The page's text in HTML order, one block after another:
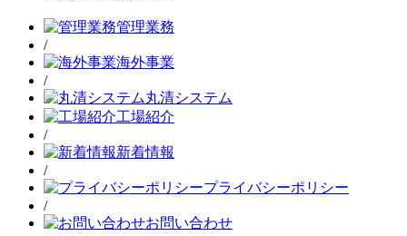
管理業務
/
海外事業
/
丸清システム
工場紹介
/
新着情報
/
プライバシーポリシー
/
お問い合わせ